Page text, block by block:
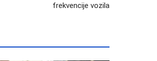
frekvencije vozila